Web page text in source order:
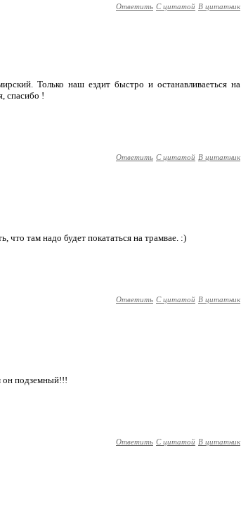
Ответить С цитатой В цитатник
Только наш ездит быстро и останавливаеться на
спасибо !
Ответить С цитатой В цитатник
что там надо будет покататься на трамвае. :)
Ответить С цитатой В цитатник
он подземный!!!
Ответить С цитатой В цитатник